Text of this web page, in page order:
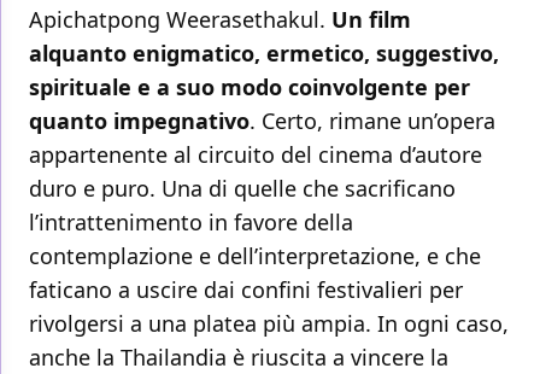
Apichatpong Weerasethakul. Un film
alquanto enigmatico, ermetico, suggestivo,
spirituale e a suo modo coinvolgente per
quanto impegnativo. Certo, rimane un’opera
appartenente al circuito del cinema d’autore
duro e puro. Una di quelle che sacrificano
l’intrattenimento in favore della
contemplazione e dell’interpretazione, e che
faticano a uscire dai confini festivalieri per
rivolgersi a una platea più ampia. In ogni caso,
anche la Thailandia è riuscita a vincere la